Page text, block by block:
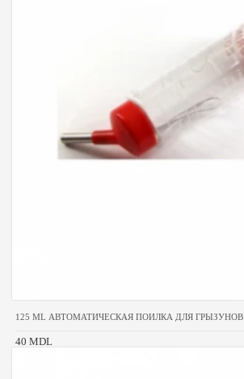
125 ML АВТОМАТИЧЕСКАЯ ПОИЛКА ДЛЯ ГРЫЗУНОВ
40 MDL